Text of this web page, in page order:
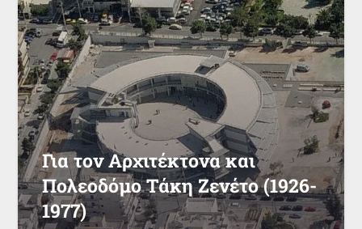
Για τον Αρχιτέκτονα και
Πολεοδόμο Τάκη Ζενέτο (1926-
1977)